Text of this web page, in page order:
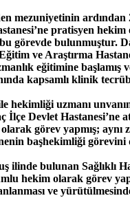
mezuniyetinin ardından
pratisyen hekim
görevde bulunmuştur.
ve Araştırma
eğitimine başlamış
kapsamlı klinik
hekimliği uzmanı
İlçe Devlet Hastanesi’ne
görev yapmış; aynı
başhekimliği görevini
ilinde bulunan Sağlıklı
hekim olarak görev
ve